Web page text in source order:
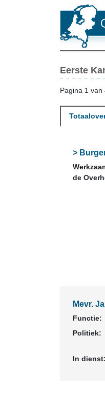
Eerste
Pagina 1
>
de
Mevr.
Functie:
Politiek:
In dienst: